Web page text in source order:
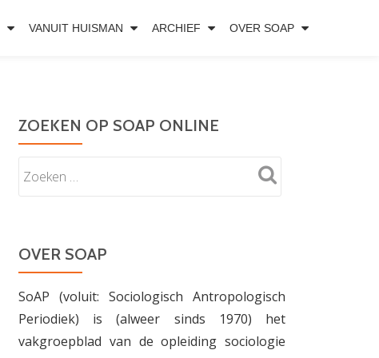
VANUIT HUISMAN ARCHIEF OVER SOAP
ZOEKEN OP SOAP ONLINE
OVER SOAP
SoAP (voluit: Sociologisch Antropologisch
Periodiek) is (alweer sinds 1970) het
vakgroepblad van de opleiding sociologie